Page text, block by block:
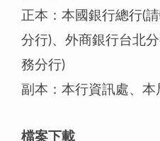
正本：本國銀行總行(
分行)、外商銀行台北
務分行)
副本：本行資訊處、
檔案下載